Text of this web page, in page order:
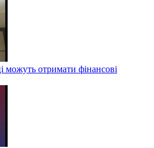
можуть отримати фінансові